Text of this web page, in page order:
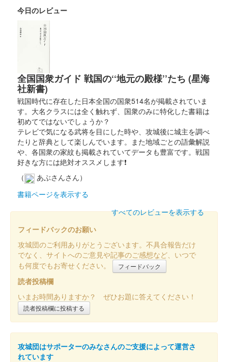
御城印 令和7年度版 吉祥模様 第3弾
販売終了
台紙は小川和紙を使用。「菅谷館跡」の文字は大妻嵐山高等学校
菅谷城 御城印
販売終了
歴史ある館跡が、色とりどりの紅葉に包まれる様子を御城印に表
現している。赤色の葉だけでなく、青や緑、紫、茶色といった多
彩な色合いを取り入れたデザインになっている。
菅谷館跡 御城印
月見になっている。
菅谷城 御城印 クイズ限定版
小川和紙を使用している。デザインは期間限定御城印の令和7年5
月版を白黒にしたものとなっている。
菅谷城 御城印 海版 9月限定
販売終了
今日のレビュー
全国国衆ガイド 戦国の‘‘地元の殿様’’たち (星海
社新書)
戦国時代に存在した日本全国の国衆514名が掲載されていま
す。大名クラスには全く触れず、国衆のみに特化した書籍は
初めてではないでしょうか？
テレビで気になる武将を目にした時や、攻城後に城主を調べ
たりと辞典として楽しんでいます。また地域ごとの語彙解説
や、各国衆の家紋も掲載されていてデータも豊富です。戦国
好きな方には絶対オススメします❗
（
あぶさんさん）
書籍ページを表示する
すべてのレビューを表示する
フィードバックのお願い
攻城団のご利用ありがとうございます。不具合報告だけ
でなく、サイトへのご意見や記事のご感想など、いつで
も何度でもお寄せください。
フィードバック
読者投稿欄
いまお時間ありますか？ ぜひお題に答えてください！
読者投稿欄に投稿する
攻城団はサポーターのみなさんのご支援によって運営さ
れています